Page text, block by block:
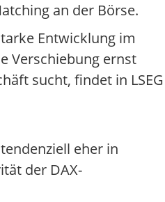
an der Börse.
Entwicklung im
Verschiebung ernst
sucht, findet in LSEG
eher in
der DAX-